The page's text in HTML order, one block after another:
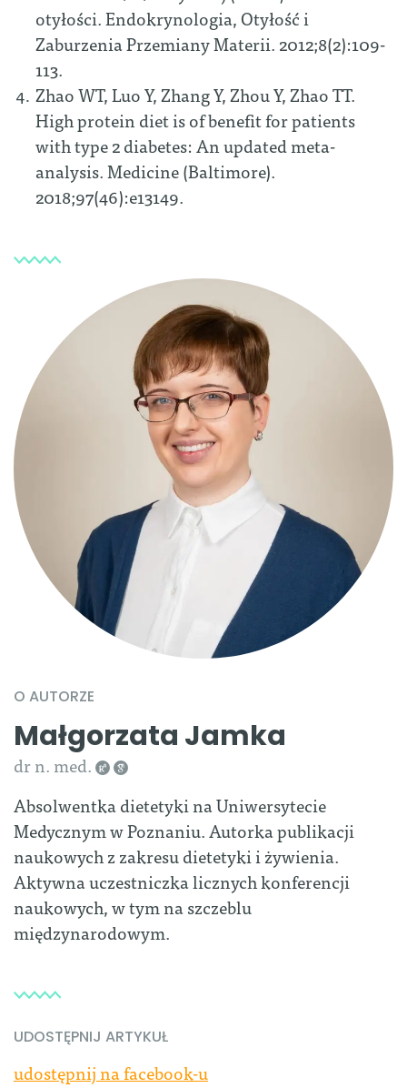
otyłości. Endokrynologia, Otyłość i
Zaburzenia Przemiany Materii. 2012;8(2):109-
113.
Zhao WT, Luo Y, Zhang Y, Zhou Y, Zhao TT.
High protein diet is of benefit for patients
with type 2 diabetes: An updated meta-
analysis. Medicine (Baltimore).
2018;97(46):e13149.
O AUTORZE
Małgorzata Jamka
dr n. med.
Absolwentka dietetyki na Uniwersytecie
Medycznym w Poznaniu. Autorka publikacji
naukowych z zakresu dietetyki i żywienia.
Aktywna uczestniczka licznych konferencji
naukowych, w tym na szczeblu
międzynarodowym.
UDOSTĘPNIJ ARTYKUŁ
udostępnij na facebook-u